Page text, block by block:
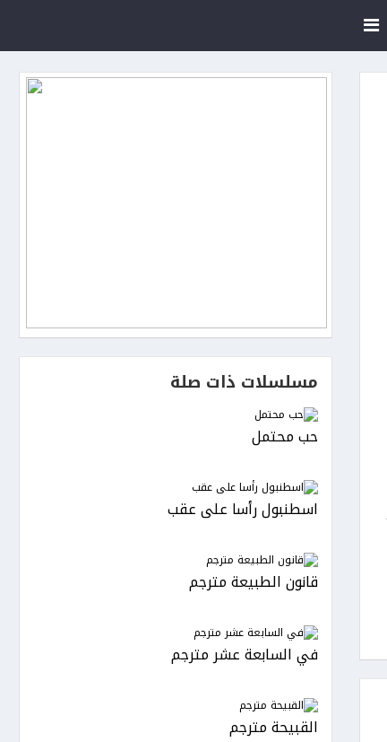
مسلسلات ذات صلة
حب محتمل
اسطنبول رأسا على عقب
قانون الطبيعة مترجم
في السابعة عشر مترجم
القبيحة مترجم